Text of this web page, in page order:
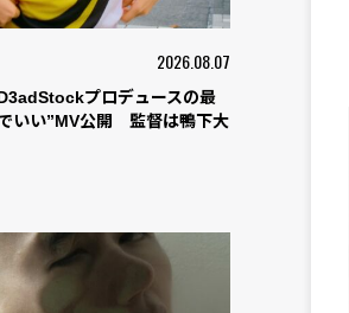
2026.08.07
プロデュースの最
いい”MV公開 監督は鴨下大